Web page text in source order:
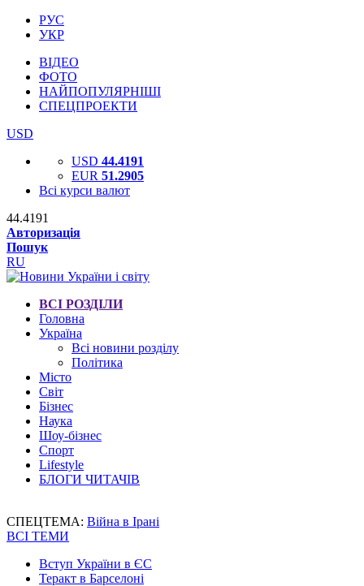
РУС
УКР
ВІДЕО
ФОТО
НАЙПОПУЛЯРНІШІ
СПЕЦПРОЕКТИ
USD
USD 44.4191
EUR 51.2905
Всі курси валют
44.4191
Авторизація
Пошук
RU
ВСІ РОЗДІЛИ
Головна
Україна
Всі новини розділу
Політика
Місто
Світ
Бізнес
Наука
Шоу-бізнес
Спорт
Lifestyle
БЛОГИ ЧИТАЧІВ
СПЕЦТЕМА: Війна в Ірані
ВСІ ТЕМИ
Вступ України в ЄС
Теракт в Барселоні